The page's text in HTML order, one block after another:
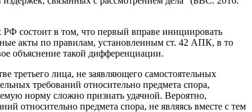
состоит в том, что первый вправе инициировать
акты по правилам, установленным ст. 42 АПК, в то
объяснение такой дифференциации.
третьего лица, не заявляющего самостоятельных
требований относительно предмета спора,
норму сложно признать удачной. Вероятно,
относительно предмета спора, не являясь вместе с тем